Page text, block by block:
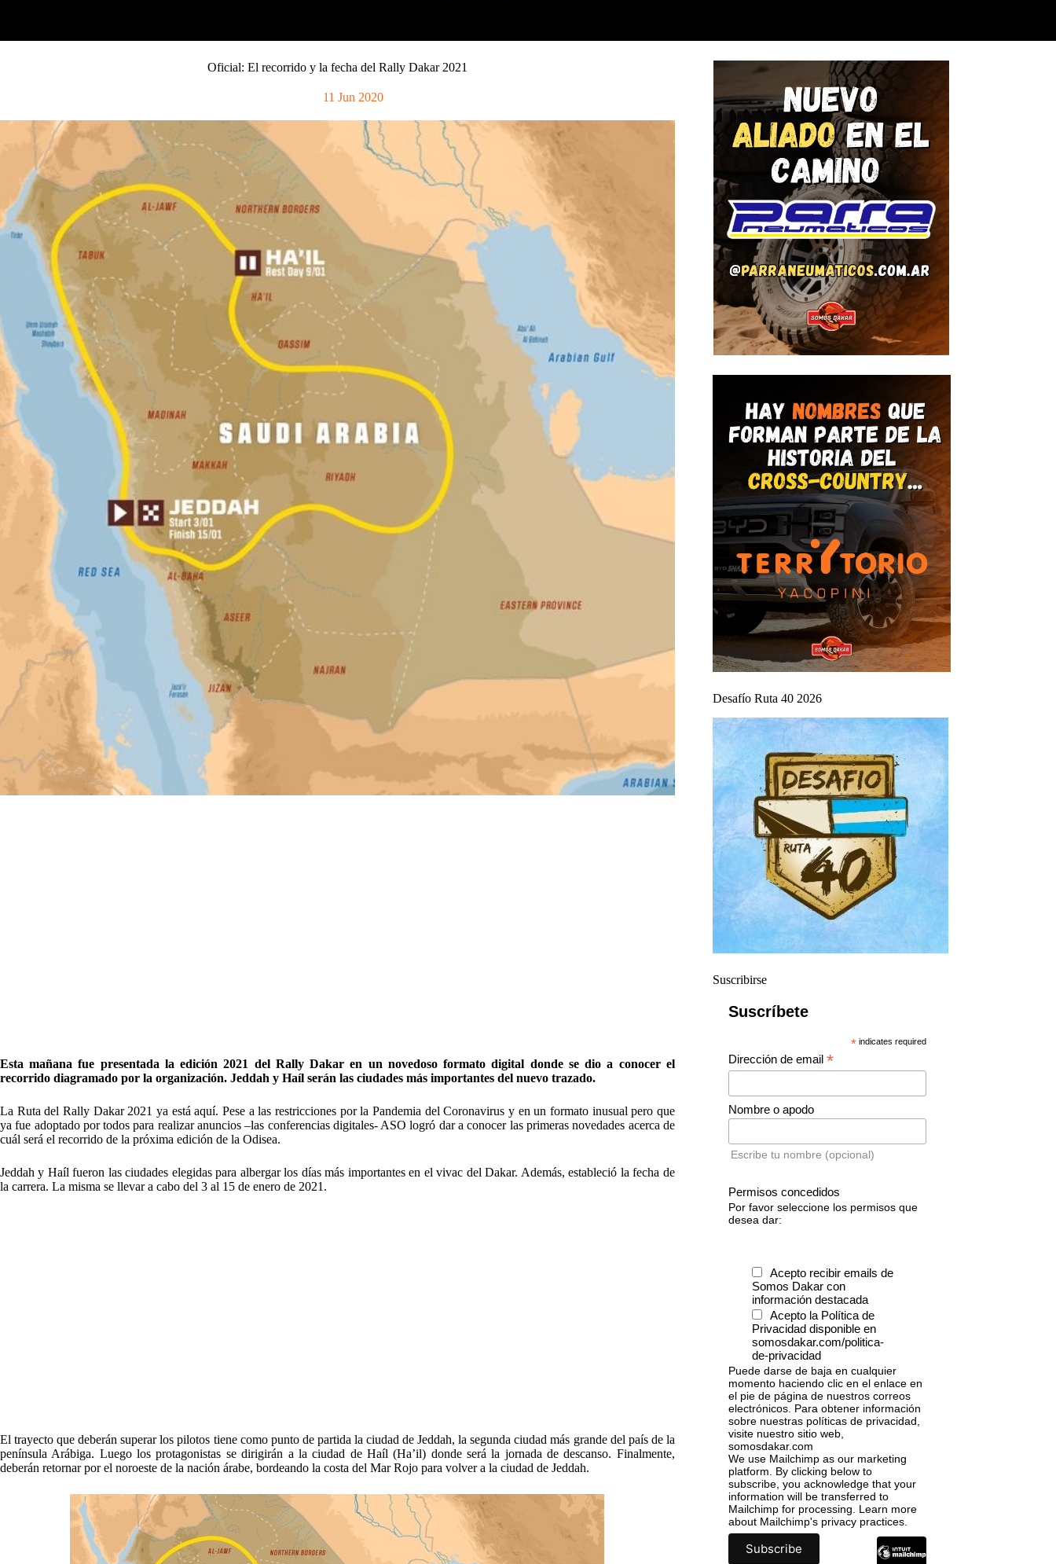
Oficial: El recorrido y la fecha del Rally Dakar 2021
11 Jun 2020
Esta mañana fue presentada la edición 2021 del Rally Dakar en un novedoso formato digital donde se dio a conocer el
recorrido diagramado por la organización. Jeddah y Haíl serán las ciudades más importantes del nuevo trazado.
La Ruta del Rally Dakar 2021 ya está aquí. Pese a las restricciones por la Pandemia del Coronavirus y en un formato inusual pero que
ya fue adoptado por todos para realizar anuncios –las conferencias digitales- ASO logró dar a conocer las primeras novedades acerca de
cuál será el recorrido de la próxima edición de la Odisea.
Jeddah y Haíl fueron las ciudades elegidas para albergar los días más importantes en el vivac del Dakar. Además, estableció la fecha de
la carrera. La misma se llevar a cabo del 3 al 15 de enero de 2021.
El trayecto que deberán superar los pilotos tiene como punto de partida la ciudad de Jeddah, la segunda ciudad más grande del país de la
península Arábiga. Luego los protagonistas se dirigirán a la ciudad de Haíl (Ha’il) donde será la jornada de descanso. Finalmente,
deberán retornar por el noroeste de la nación árabe, bordeando la costa del Mar Rojo para volver a la ciudad de Jeddah.
Desafío Ruta 40 2026
Suscribirse
Suscríbete
* indicates required
Dirección de email*
Nombre o apodo
Escribe tu nombre (opcional)
Permisos concedidos
Por favor seleccione los permisos que
desea dar:
Acepto recibir emails de
Somos Dakar con
información destacada
Acepto la Política de
Privacidad disponible en
somosdakar.com/politica-
de-privacidad
Puede darse de baja en cualquier
momento haciendo clic en el enlace en
el pie de página de nuestros correos
electrónicos. Para obtener información
sobre nuestras políticas de privacidad,
visite nuestro sitio web,
somosdakar.com
We use Mailchimp as our marketing
platform. By clicking below to
subscribe, you acknowledge that your
information will be transferred to
Mailchimp for processing. Learn more
about Mailchimp's privacy practices.